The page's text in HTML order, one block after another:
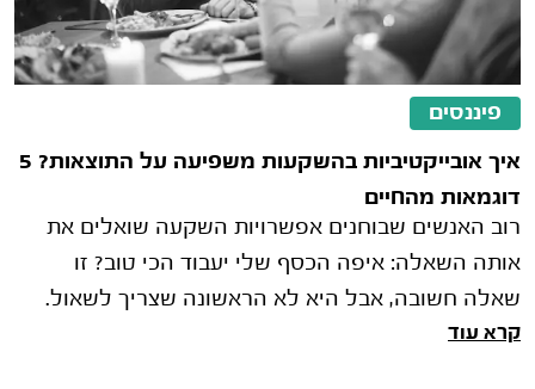
פיננסים
איך אובייקטיביות בהשקעות משפיעה על התוצאות? 5
דוגמאות מהחיים
רוב האנשים שבוחנים אפשרויות השקעה שואלים את
אותה השאלה: איפה הכסף שלי יעבוד הכי טוב? זו
שאלה חשובה, אבל היא לא הראשונה שצריך לשאול.
לפני שבוחנים תשואות, מסלולי השקעה א
קרא עוד